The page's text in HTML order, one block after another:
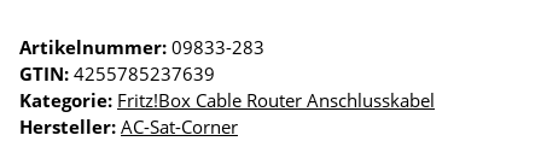
Artikelnummer: 09833-283
GTIN: 4255785237639
Kategorie: Fritz!Box Cable Router Anschlusskabel
Hersteller: AC-Sat-Corner